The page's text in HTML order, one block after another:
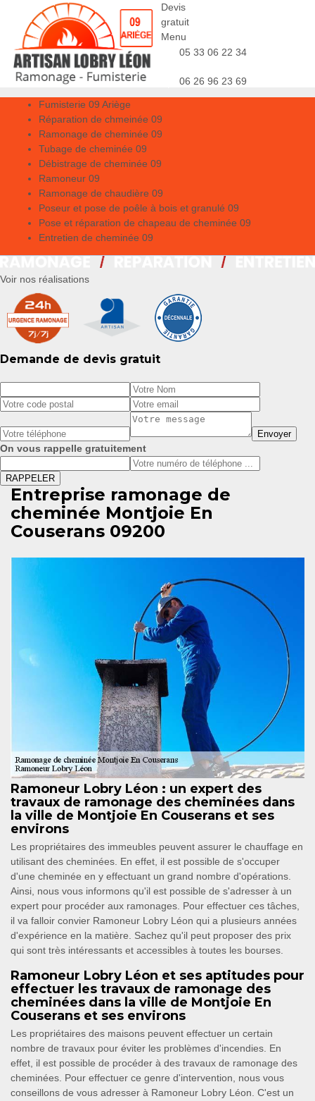
Devis
gratuit
Menu
05 33 06 22 34
06 26 96 23 69
Fumisterie 09 Ariège
Réparation de chmeinée 09
Ramonage de cheminée 09
Tubage de cheminée 09
Débistrage de cheminée 09
Ramoneur 09
Ramonage de chaudière 09
Poseur et pose de poêle à bois et granulé 09
Pose et réparation de chapeau de cheminée 09
Entretien de cheminée 09
Voir nos réalisations
Demande de devis gratuit
On vous rappelle gratuitement
Entreprise ramonage de
cheminée Montjoie En
Couserans 09200
Ramoneur Lobry Léon : un expert des
travaux de ramonage des cheminées dans
la ville de Montjoie En Couserans et ses
environs
Les propriétaires des immeubles peuvent assurer le chauffage en
utilisant des cheminées. En effet, il est possible de s'occuper
d'une cheminée en y effectuant un grand nombre d'opérations.
Ainsi, nous vous informons qu'il est possible de s'adresser à un
expert pour procéder aux ramonages. Pour effectuer ces tâches,
il va falloir convier Ramoneur Lobry Léon qui a plusieurs années
d'expérience en la matière. Sachez qu'il peut proposer des prix
qui sont très intéressants et accessibles à toutes les bourses.
Ramoneur Lobry Léon et ses aptitudes pour
effectuer les travaux de ramonage des
cheminées dans la ville de Montjoie En
Couserans et ses environs
Les propriétaires des maisons peuvent effectuer un certain
nombre de travaux pour éviter les problèmes d'incendies. En
effet, il est possible de procéder à des travaux de ramonage des
cheminées. Pour effectuer ce genre d'intervention, nous vous
conseillons de vous adresser à Ramoneur Lobry Léon. C'est un